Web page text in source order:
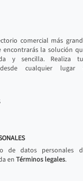
comercial más
la solución
y sencilla. Realiza
desde cualquier lugar
de datos personales
en Términos legales.